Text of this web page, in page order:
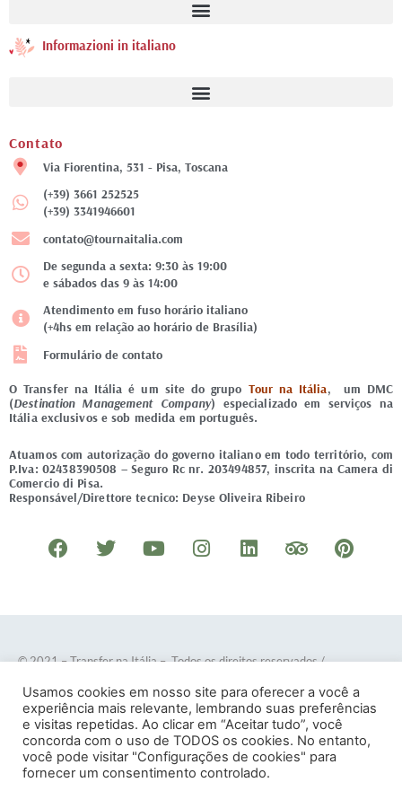
Informazioni in italiano
Contato
Via Fiorentina, 531 - Pisa, Toscana
(+39) 3661 252525
(+39) 3341946601
contato@tournaitalia.com
De segunda a sexta: 9:30 às 19:00
e sábados das 9 às 14:00
Atendimento em fuso horário italiano
(+4hs em relação ao horário de Brasília)
Formulário de contato
O Transfer na Itália é um site do grupo Tour na Itália, um DMC
(Destination Management Company) especializado em serviços na
Itália exclusivos e sob medida em português.
Atuamos com autorização do governo italiano em todo território, com
P.Iva: 02438390508 – Seguro Rc nr. 203494857, inscrita na Camera di
Comercio di Pisa.
Responsável/Direttore tecnico: Deyse Oliveira Ribeiro
F
a
e
o
k
T
w
t
e
r
Y
o
t
b
I
n
t
g
r
a
m
L
i
k
d
n
T
r
p
d
s
o
P
i
t
r
e
s
© 2021 – Transfer na Itália – Todos os direitos reservados/
Termos e Condições–Política de Privacidade
Usamos cookies em nosso site para oferecer a você a
experiência mais relevante, lembrando suas preferências
e visitas repetidas. Ao clicar em “Aceitar tudo”, você
concorda com o uso de TODOS os cookies. No entanto,
você pode visitar "Configurações de cookies" para
fornecer um consentimento controlado.